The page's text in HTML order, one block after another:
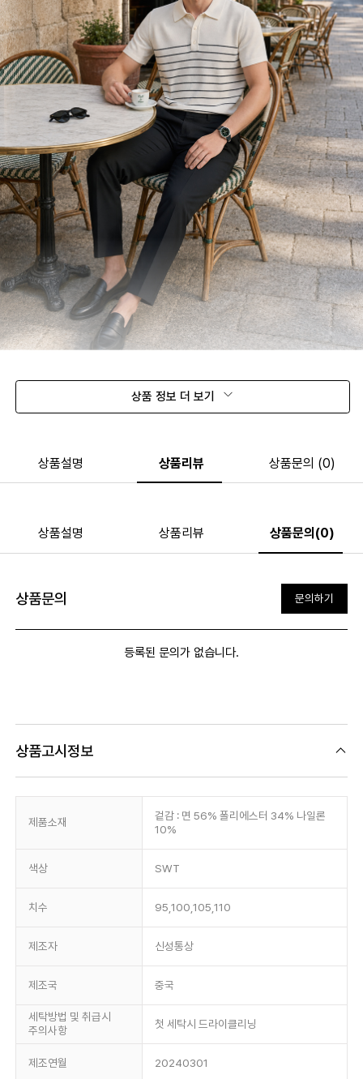
상품 정보 더 보기
상품설명 상품리뷰 상품문의 (0)
상품설명 상품리뷰 상품문의(0)
상품문의 문의하기
등록된 문의가 없습니다.
상품고시정보
제품소재
겉감 : 면 56% 폴리에스터 34% 나일론
10%
색상 SWT
치수 95,100,105,110
제조자 신성통상
제조국 중국
세탁방법 및 취급시
주의사항
첫 세탁시 드라이클리닝
제조연월 20240301